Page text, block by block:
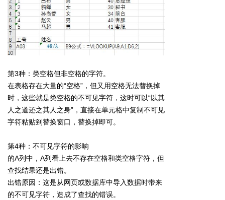
第3种：类空格但非空格的字符。
在表格存在大量的“空格”，但又用空格无法替换掉
时，这些就是类空格的不可见字符，这时可以“以其
人之道还之其人之身”，直接在单元格中复制不可见
字符粘贴到替换窗口，替换掉即可。
第4种：不可见字符的影响
的A列中，A列看上去不存在空格和类空格字符，但
查找结果还是出错。
出错原因：这是从网页或数据库中导入数据时带来
的不可见字符，造成了查找的错误。